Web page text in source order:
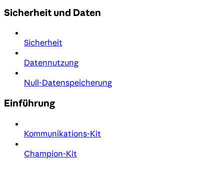
Sicherheit und Daten
Sicherheit
Datennutzung
Null-Datenspeicherung
Einführung
Kommunikations-Kit
Champion-Kit